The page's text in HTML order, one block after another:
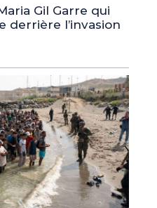
Gil Garre qui
derrière l’invasion